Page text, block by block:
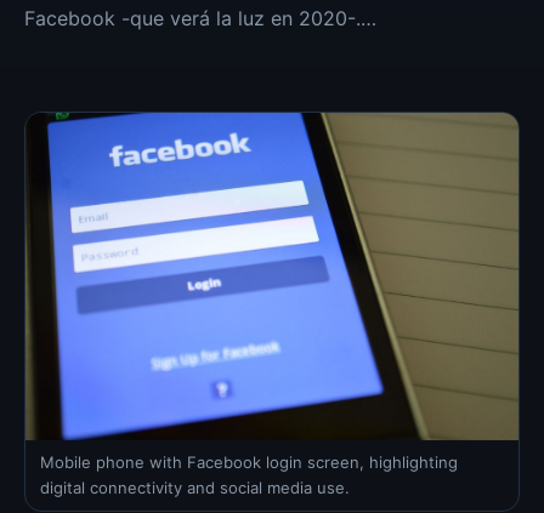
Facebook -que verá la luz en 2020-.…
Mobile phone with Facebook login screen, highlighting
digital connectivity and social media use.